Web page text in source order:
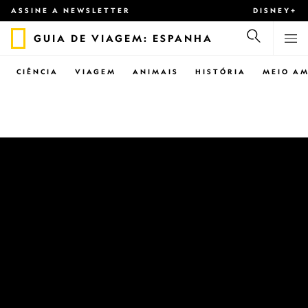
ASSINE A NEWSLETTER DISNEY+
GUIA DE VIAGEM: ESPANHA
CIÊNCIA VIAGEM ANIMAIS HISTÓRIA MEIO